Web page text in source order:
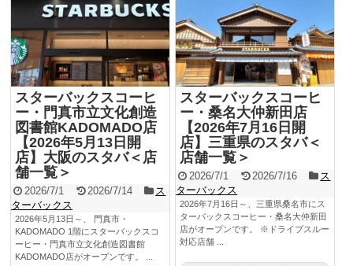
スターバックスコーヒ
ー・門真市立文化創造
図書館KADOMADO店
【2026年5月13日開
店】大阪のスタバ＜店
舗一覧＞
2026/7/1 2026/7/14
ス
ターバックス
2026年5月13日～、 門真市・
KADOMADO 1階にスターバックスコ
ーヒー・門真市立文化創造図書館
KADOMADO店がオープンです。 ...
スターバックスコーヒ
ー・桑名大仲新田店
【2026年7月16日開
店】三重県のスタバ＜
店舗一覧＞
2026/7/1 2026/7/16
ス
ターバックス
2026年7月16日～、三重県桑名市にス
ターバックスコーヒー・桑名大仲新田
店がオープンです。 ※ドライブスルー
対応店舗 ...